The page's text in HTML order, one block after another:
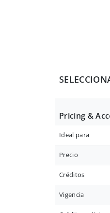
Pricing &
Ideal para
Precio
Créditos
Vigencia